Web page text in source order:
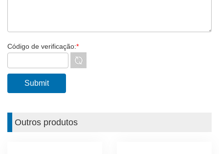
Código de verificação:*
Outros produtos